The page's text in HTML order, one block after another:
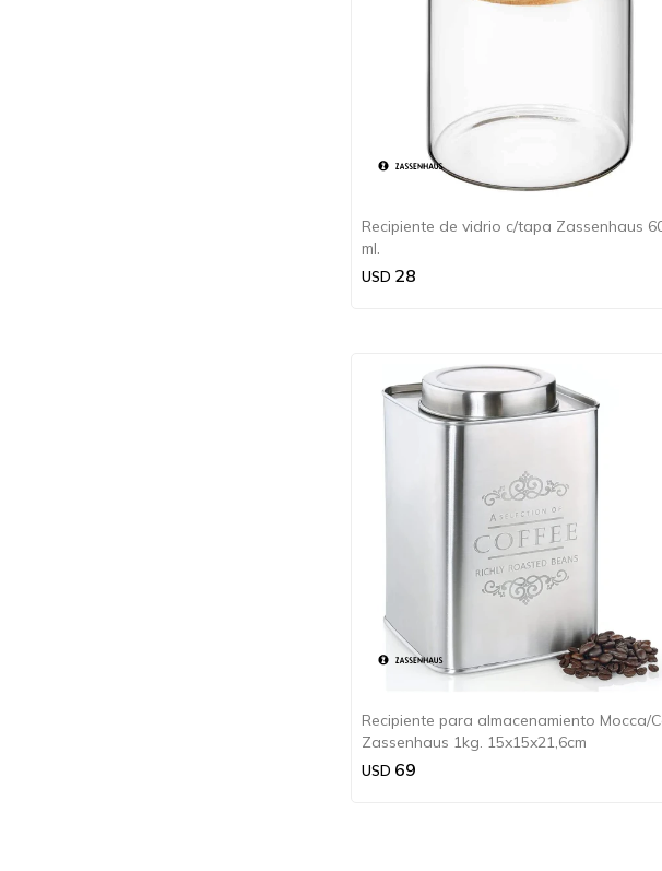
Recipiente de vidrio c/tapa Zassenhaus
ml.
USD 28
Recipiente para almacenamiento Mocca/
Zassenhaus 1kg. 15x15x21,6cm
USD 69